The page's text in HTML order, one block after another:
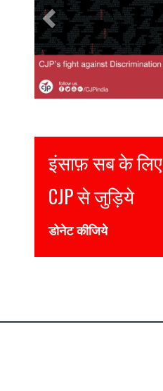
इंसाफ़ सब के लिए
CJP से जुड़िये
डोनेट कीजिये